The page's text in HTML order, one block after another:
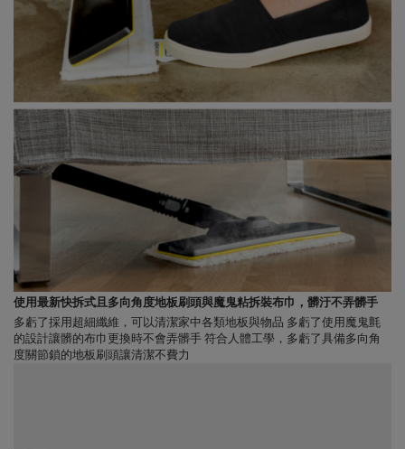
使用最新快拆式且多向角度地板刷頭與魔鬼粘拆裝布巾，髒汙不弄髒手
多虧了採用超細纖維，可以清潔家中各類地板與物品 多虧了使用魔鬼氈
的設計讓髒的布巾更換時不會弄髒手 符合人體工學，多虧了具備多向角
度關節鎖的地板刷頭讓清潔不費力